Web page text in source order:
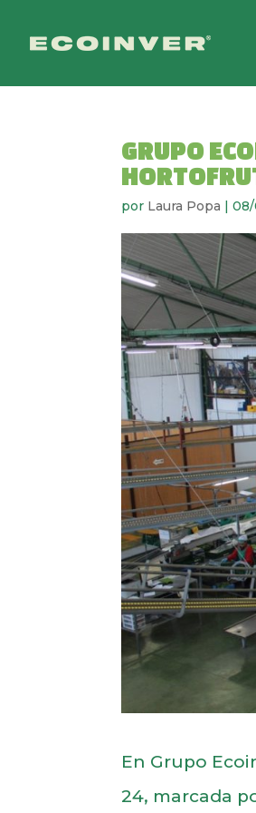
GRUPO
por Laura Popa |
En Grupo
24, marcada